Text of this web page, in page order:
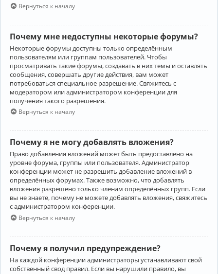
Вернуться к началу
Почему мне недоступны некоторые форумы?
Некоторые форумы доступны только определённым
пользователям или группам пользователей. Чтобы
просматривать такие форумы, создавать в них темы и оставлять
сообщения, совершать другие действия, вам может
потребоваться специальное разрешение. Свяжитесь с
модератором или администратором конференции для
получения такого разрешения.
Вернуться к началу
Почему я не могу добавлять вложения?
Право добавления вложений может быть предоставлено на
уровне форума, группы или пользователя. Администратор
конференции может не разрешить добавление вложений в
определённых форумах. Также возможно, что добавлять
вложения разрешено только членам определённых групп. Если
вы не знаете, почему не можете добавлять вложения, свяжитесь
с администратором конференции.
Вернуться к началу
Почему я получил предупреждение?
На каждой конференции администраторы устанавливают свой
собственный свод правил. Если вы нарушили правило, вы